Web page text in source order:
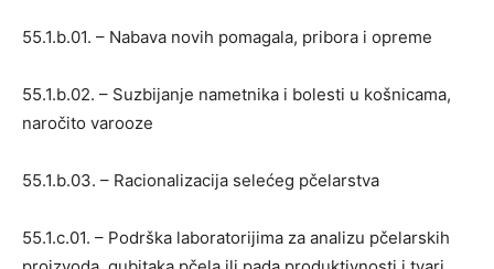
55.1.b.01. – Nabava novih pomagala, pribora i opreme
55.1.b.02. – Suzbijanje nametnika i bolesti u košnicama,
naročito varooze
55.1.b.03. – Racionalizacija selećeg pčelarstva
55.1.c.01. – Podrška laboratorijima za analizu pčelarskih